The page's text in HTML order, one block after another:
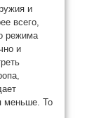
и
всего,
режима
и
меньше. То